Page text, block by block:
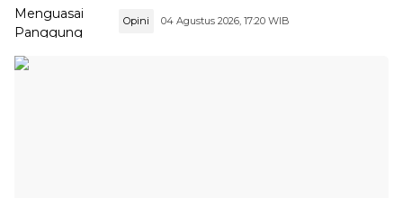
Opini 04 Agustus 2026, 17:20 WIB